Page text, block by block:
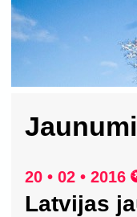
Jaunumi
20 • 02 • 2016
Latvijas